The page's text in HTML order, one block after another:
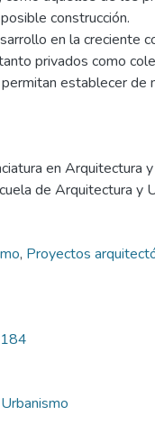
construcción.
en la creciente
privados como
establecer de
en Arquitectura
de Arquitectura y
, Proyectos